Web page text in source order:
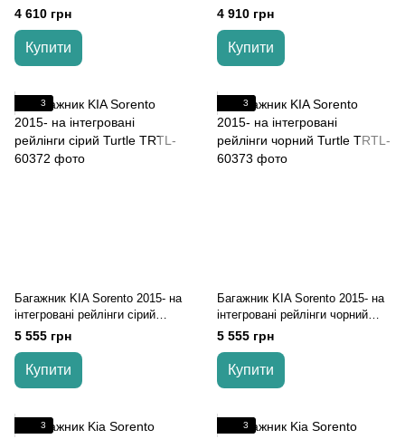
4 610 грн
Купити
4 910 грн
Купити
3
Багажник KIA Sorento 2015- на
інтегровані рейлінги cірий
Turtle
5 555 грн
Купити
3
Багажник KIA Sorento 2015- на
інтегровані рейлінги чорний
Turtle
5 555 грн
Купити
3 3